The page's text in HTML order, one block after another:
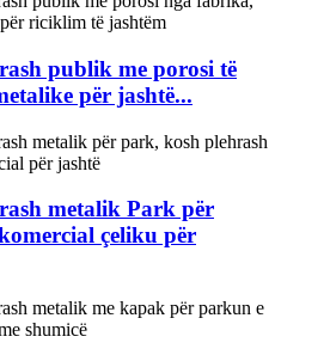
publik me porosi të
për jashtë...
metalik Park për
çeliku për